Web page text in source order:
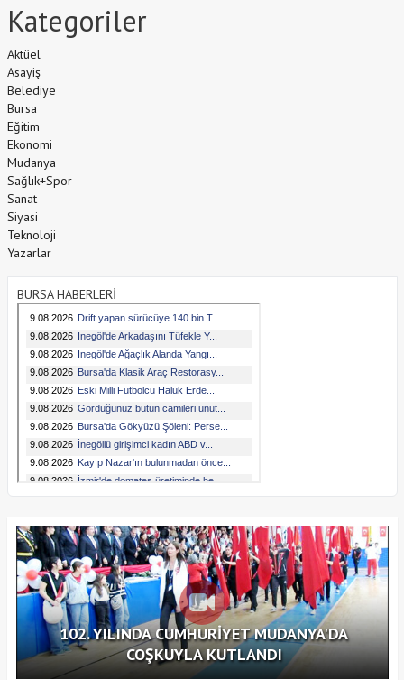
Kategoriler
Aktüel
Asayiş
Belediye
Bursa
Eğitim
Ekonomi
Mudanya
Sağlık+Spor
Sanat
Siyasi
Teknoloji
Yazarlar
BURSA HABERLERİ
102. YILINDA CUMHURİYET MUDANYA'DA
COŞKUYLA KUTLANDI